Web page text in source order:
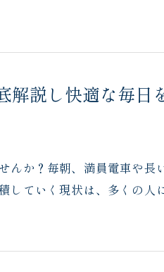
解説し快適な毎日
んか？毎朝、満員電車や長
していく現状は、多くの人